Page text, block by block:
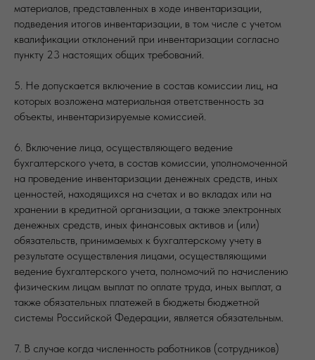
материалов, представленных в ходе инвентаризации,
подведения итогов инвентаризации, в том числе с учетом
квалификации отклонений при инвентаризации согласно
пункту 23 настоящих общих требований.
5. Не допускается включение в состав комиссии лиц, на
которых возложена материальная ответственность за
объекты, инвентаризируемые комиссией.
6. Включение лица, осуществляющего ведение
бухгалтерского учета, в состав комиссии, уполномоченной
на проведение инвентаризации денежных средств, иных
ценностей, находящихся на счетах и во вкладах или на
хранении в кредитной организации, а также электронных
денежных средств, иных финансовых активов и (или)
обязательств, принимаемых к бухгалтерскому учету в
результате осуществления лицами, осуществляющими
ведение бухгалтерского учета, полномочий по начислению
физическим лицам выплат по оплате труда, иных выплат, а
также обязательных платежей в бюджеты бюджетной
системы Российской Федерации, является обязательным.
7. В случае когда численность работников (сотрудников)